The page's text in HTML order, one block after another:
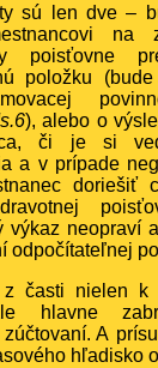
sú len dve –
na
poisťovne
položku
), alebo o
či je si
a v prípade
doriešiť
výkaz neopraví
odpočítateľnej
časti nielen k
hlavne
A
hľadisko